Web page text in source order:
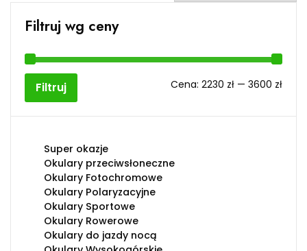
Filtruj wg ceny
Cena
Cena
Filtruj Cena: 2230 zł — 3600 zł
Super okazje
Okulary przeciwsłoneczne
Okulary Fotochromowe
Okulary Polaryzacyjne
Okulary Sportowe
Okulary Rowerowe
Okulary do jazdy nocą